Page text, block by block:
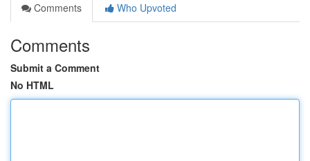
Comments
Who Upvoted
Comments
Submit a Comment
No HTML